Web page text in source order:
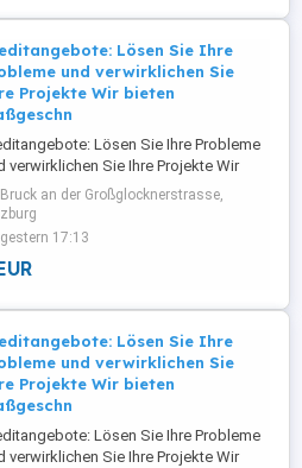
von 5.000 bis 95.000.000 ...
Lösen Sie Ihre
und verwirklichen Sie
Projekte Wir bieten
Lösen Sie Ihre Probleme
verwirklichen Sie Ihre Projekte Wir
maßgeschneiderte Finanzierungs-
Investitionslösungen für
Unternehmer, KMU und
in ganz Europa und
Wir bieten Finanzierungen und
Bruck an der Großglocknerstrasse,
gestern 17:13
Lösen Sie Ihre
und verwirklichen Sie
Projekte Wir bieten
Lösen Sie Ihre Probleme
verwirklichen Sie Ihre Projekte Wir